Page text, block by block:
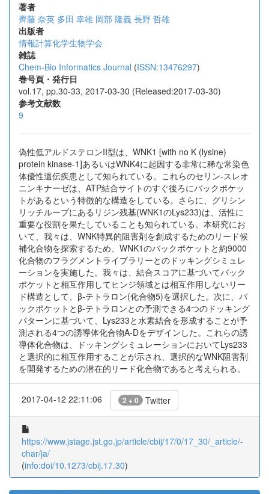
著者
齊藤 奈英 多田 幸雄 岡部 隆義 長野 哲雄
出版者
情報計算化学生物学会
雑誌
Chem-Bio Informatics Journal (ISSN:13476297)
巻号頁・発行日
vol.17, pp.30-33, 2017-03-30 (Released:2017-03-30)
参考文献数
9
偽性低アルドステロンII型は、WNK1 [with no K (lysine)
protein kinase-1]あるいはWNK4に起因する非常に稀な常染色
体優性遺伝疾患として知られている。これらのセリン-スレオ
ニンキナーゼは、ATP結合サイトのすぐ後ろにバックポケッ
トがあるという特徴的な構造をしている。さらに、グリシン
リッチループにあるリジン残基(WNK1のLys233)は、活性に
重要な役割を果たしていることも知られている。本研究にお
いて、我々は、WNK特異的阻害剤を創成するためのリード候
補化合物を探索するため、WNK1のバックポケットと約9000
化合物のフラグメントライブラリーとのドッキングシミュレ
ーションを実施した。我々は、結合スコアに基づいてバック
ポケットと相互作用してヒンジ領域とは相互作用しないリー
ド構造として、β-テトラロン(化合物5)を選択した。次に、バ
ックポケットとβ-テトラロンとの予測できる4つのドッキング
パターンに基づいて、Lys233と水素結合を形成することが予
測される4つの誘導体化合物A-Dをデザインした。これらの誘
導体化合物は、ドッキングシミュレーションにおいてLys233
と選択的に相互作用することが示され、選択的なWNK阻害剤
を開発するための潜在的リード化合物であると考えられる。
2017-04-12 22:11:06 2 + 0 Twitter
https://www.jstage.jst.go.jp/article/cbij/17/0/17_30/_article/-
char/ja/
(info:doi/10.1273/cbij.17.30)